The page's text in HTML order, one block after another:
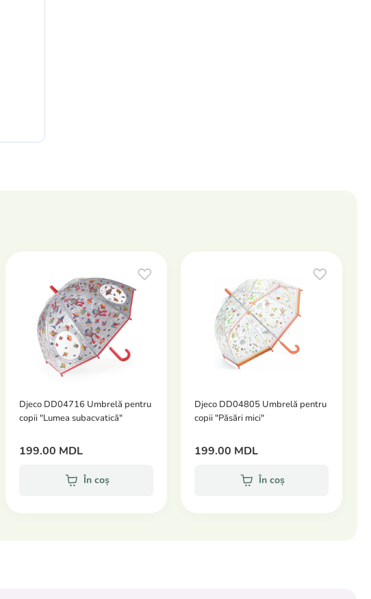
Djeco DD04716 Umbrelă pentru
copii "Lumea subacvatică"
199.00 MDL
În coș
Djeco DD04805 Umbrelă pentru
copii "Păsări mici"
199.00 MDL
În coș